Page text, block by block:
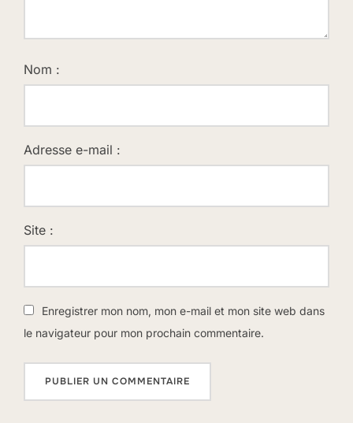
Nom :
Adresse e-mail :
Site :
Enregistrer mon nom, mon e-mail et mon site web dans
le navigateur pour mon prochain commentaire.